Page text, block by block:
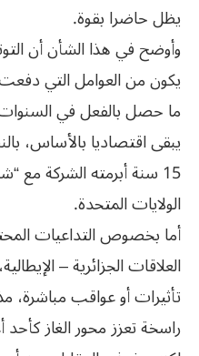
يظل حاضرا بقوة.
وأوضح في هذا الشأن أن
يكون من العوامل التي
ما حصل بالفعل في
يبقى اقتصاديا بالأساس،
15 سنة أبرمته الشركة مع
الولايات المتحدة.
أما بخصوص التداعيات
العلاقات الجزائرية –
تأثيرات أو عواقب مباشرة،
راسخة تعزز محور الغاز